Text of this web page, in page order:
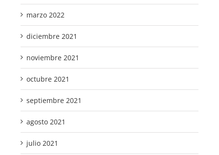
marzo 2022
diciembre 2021
noviembre 2021
octubre 2021
septiembre 2021
agosto 2021
julio 2021